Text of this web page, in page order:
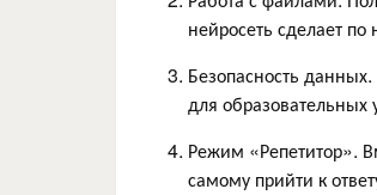
нейросеть сделает
Безопасность
для
Режим «Репетитор».
самому прийти к